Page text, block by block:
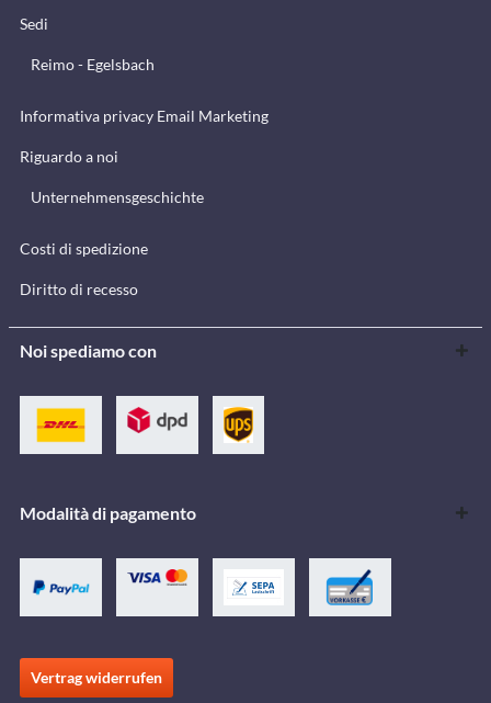
Sedi
Reimo - Egelsbach
Informativa privacy Email Marketing
Riguardo a noi
Unternehmensgeschichte
Costi di spedizione
Diritto di recesso
Noi spediamo con
Modalità di pagamento
Vertrag widerrufen